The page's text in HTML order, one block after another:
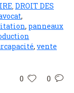
DROIT DES
,
, panneaux
, vente
0 0